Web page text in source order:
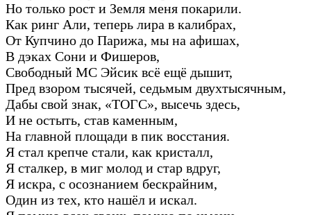
Но только рост и Земля меня покарили.
Как ринг Али, теперь лира в калибрах,
От Купчино до Парижа, мы на афишах,
В дэках Сони и Фишеров,
Свободный МС Эйсик всё ещё дышит,
Пред взором тысячей, седьмым двухтысячным,
Дабы свой знак, «ТОГС», высечь здесь,
И не остыть, став каменным,
На главной площади в пик восстания.
Я стал крепче стали, как кристалл,
Я сталкер, в миг молод и стар вдруг,
Я искра, с осознанием бескрайним,
Один из тех, кто нашёл и искал.